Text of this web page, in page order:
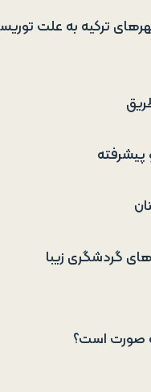
ترکیه به علت
گردشگری زیبا
صورت است؟